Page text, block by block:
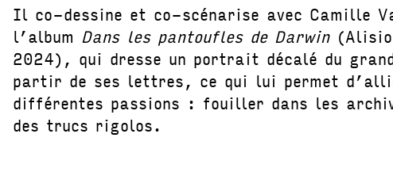
Il co-dessine et co-scénarise avec Camille
l’album Dans les pantoufles de Darwin(Alisio
2024), qui dresse un portrait décalé du
partir de ses lettres, ce qui lui permet
différentes passions : fouiller dans les
des trucs rigolos.